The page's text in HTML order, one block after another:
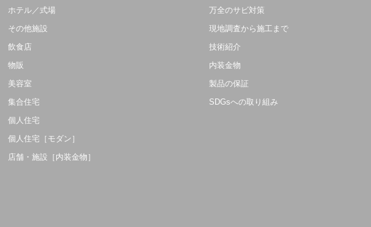
ホテル／式場
その他施設
飲食店
物販
美容室
集合住宅
個人住宅
個人住宅［モダン］
店舗・施設［内装金物］
万全のサビ対策
現地調査から施工まで
技術紹介
内装金物
製品の保証
SDGsへの取り組み